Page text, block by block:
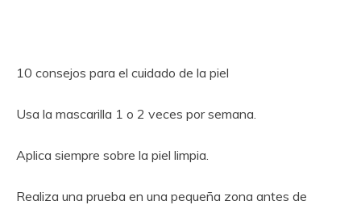
10 consejos para el cuidado de la piel
Usa la mascarilla 1 o 2 veces por semana.
Aplica siempre sobre la piel limpia.
Realiza una prueba en una pequeña zona antes de